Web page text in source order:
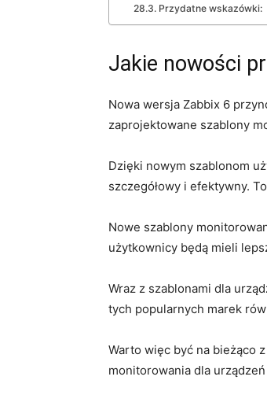
Przydatne wskazówki:
Jakie nowości
Nowa wersja Zabbix ​6
zaprojektowane szablony
Dzięki nowym szablonom
szczegółowy i efektywny.
Nowe szablony‍
użytkownicy będą mieli
Wraz⁤ z szablonami dla
tych popularnych marek
Warto więc⁤ być na bieżąco
monitorowania dla